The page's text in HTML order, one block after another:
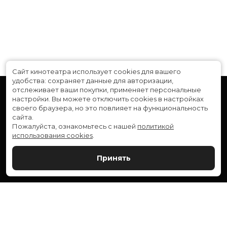
Расписание
Скоро в кино
Служба поддержки
Сайт кинотеатра использует cookies для вашего
удобства: сохраняет данные для авторизации,
отслеживает ваши покупки, применяет персональные
настройки. Вы можете отключить cookies в настройках
своего браузера, но это повлияет на функциональность
сайта.
Пожалуйста, ознакомьтесь с нашей политикой
использования cookies
Принять